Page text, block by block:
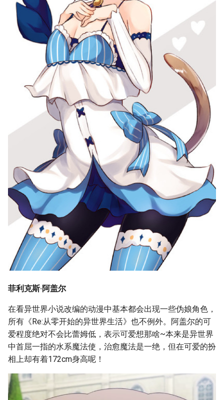
菲利克斯·阿盖尔
在看异世界小说改编的动漫中基本都会出现一些伪娘角色，
所有《Re:从零开始的异世界生活》也不例外。阿盖尔的可
爱程度绝对不会比蕾姆低，表示可爱想那啥~本来是异世界
中首屈一指的水系魔法使，治愈魔法是一绝，但在可爱的扮
相上却有着172cm身高呢！